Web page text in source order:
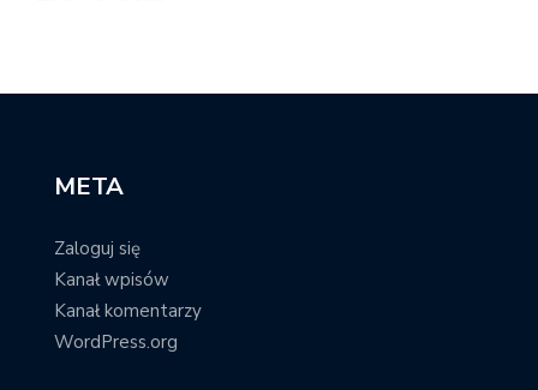
META
Zaloguj się
Kanał wpisów
Kanał komentarzy
WordPress.org